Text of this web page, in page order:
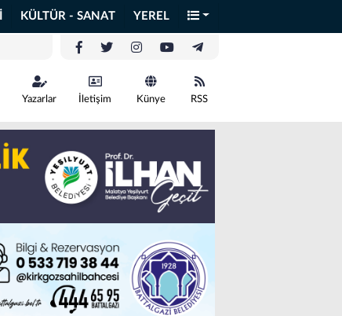
KÜLTÜR - SANAT YEREL
Yazarlar İletişim Künye RSS